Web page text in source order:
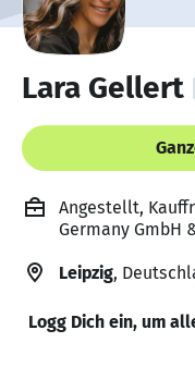
Lara Gellert
Angestellt,
Germany GmbH
Leipzig,
Logg Dich ein, um